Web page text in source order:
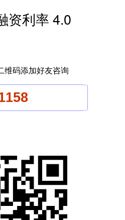
资利率 4.0
维码添加好友咨询